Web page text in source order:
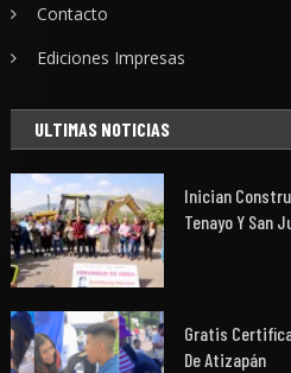
Contacto
Ediciones Impresas
ULTIMAS NOTICIAS
Inician
Tenayo Y San
Gratis
De Atizapán